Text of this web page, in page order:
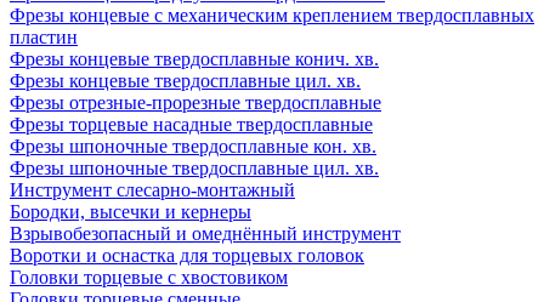
Фрезы концевые с механическим креплением твердосплавных
пластин
Фрезы концевые твердосплавные конич. хв.
Фрезы концевые твердосплавные цил. хв.
Фрезы отрезные-прорезные твердосплавные
Фрезы торцевые насадные твердосплавные
Фрезы шпоночные твердосплавные кон. хв.
Фрезы шпоночные твердосплавные цил. хв.
Инструмент слесарно-монтажный
Бородки, высечки и кернеры
Взрывобезопасный и омеднённый инструмент
Воротки и оснаcтка для торцевых головок
Головки торцевые с хвостовиком